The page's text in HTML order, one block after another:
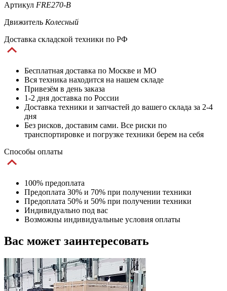
Артикул FRE270-B
Движитель Колесный
Доставка складской техники по РФ
Бесплатная доставка по Москве и МО
Вся техника находится на нашем складе
Привезём в день заказа
1-2 дня доставка по России
Доставка техники и запчастей до вашего склада за 2-4
дня
Без рисков, доставим сами. Все риски по
транспортировке и погрузке техники берем на себя
Способы оплаты
100% предоплата
Предоплата 30% и 70% при получении техники
Предоплата 50% и 50% при получении техники
Индивидуально под вас
Возможны индивидуальные условия оплаты
Вас может заинтересовать